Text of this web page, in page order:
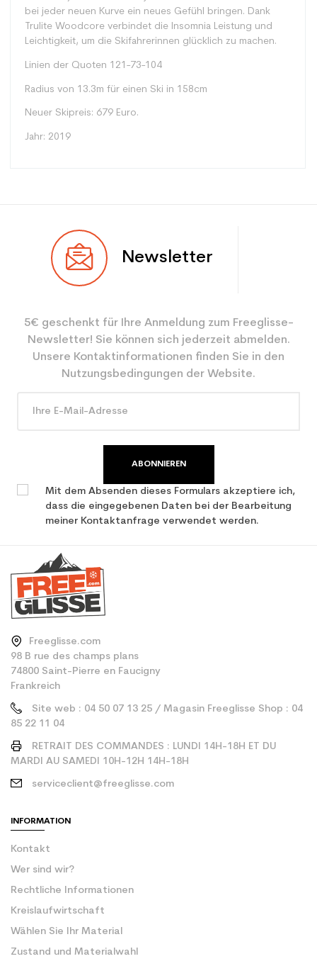
bei jeder neuen Kurve ein neues Gefühl bringen. Dank
Trulite Woodcore verbindet die Insomnia Leistung und
Leichtigkeit, um die Skifahrerinnen glücklich zu machen.
Linien der Quoten 121-73-104
Radius von 13.3m für einen Ski in 158cm
Neuer Skipreis: 679 Euro.
Jahr: 2019
Benutzer Frau
Farbe Schwarz
CO2-Einsparungen für
den Planeten (in kg)
3.9
Newsletter
5€ geschenkt für Ihre Anmeldung zum Freeglisse-
Newsletter! Sie können sich jederzeit abmelden.
Unsere Kontaktinformationen finden Sie in den
Nutzungsbedingungen der Website.
ABONNIEREN
Mit dem Absenden dieses Formulars akzeptiere ich,
dass die eingegebenen Daten bei der Bearbeitung
meiner Kontaktanfrage verwendet werden.
Freeglisse.com
98 B rue des champs plans
74800 Saint-Pierre en Faucigny
Frankreich
Site web : 04 50 07 13 25 / Magasin Freeglisse Shop : 04
85 22 11 04
RETRAIT DES COMMANDES : LUNDI 14H-18H ET DU
MARDI AU SAMEDI 10H-12H 14H-18H
serviceclient@freeglisse.com
INFORMATION
Kontakt
Wer sind wir?
Rechtliche Informationen
Kreislaufwirtschaft
Wählen Sie Ihr Material
Zustand und Materialwahl